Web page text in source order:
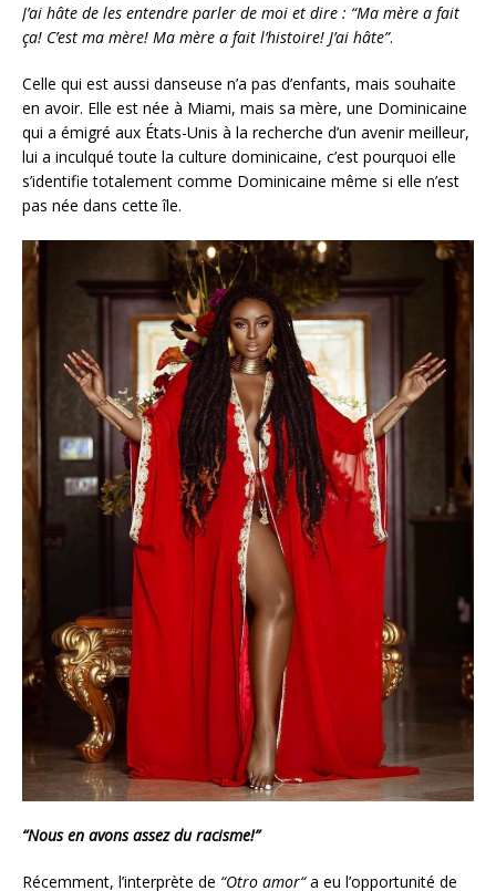
J’ai hâte de les entendre parler de moi et dire : “Ma mère a fait
ça! C’est ma mère! Ma mère a fait l’histoire! J’ai hâte”.
Celle qui est aussi danseuse n’a pas d’enfants, mais souhaite
en avoir. Elle est née à Miami, mais sa mère, une Dominicaine
qui a émigré aux États-Unis à la recherche d’un avenir meilleur,
lui a inculqué toute la culture dominicaine, c’est pourquoi elle
s’identifie totalement comme Dominicaine même si elle n’est
pas née dans cette île.
“Nous en avons assez du racisme!”
Récemment, l’interprète de “Otro amor“a eu l’opportunité de